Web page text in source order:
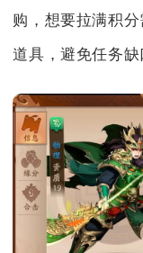
购，想要拉满积
道具，避免任务缺